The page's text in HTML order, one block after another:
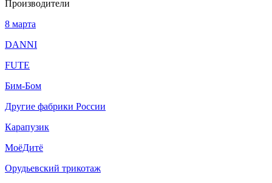
Производители
8 марта
DANNI
FUTE
Бим-Бом
Другие фабрики России
Карапузик
МоёДитё
Орудьевский трикотаж